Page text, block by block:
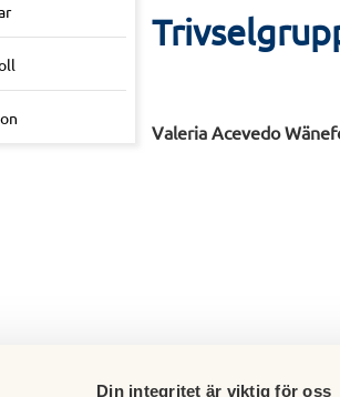
Din integritet är viktig för oss
Valeria Acevedo